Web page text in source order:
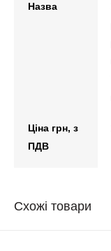
Назва
Ціна грн, з
ПДВ
Схожі товари